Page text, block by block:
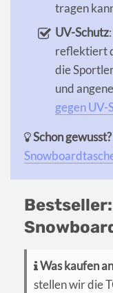
tragen
UV-Schutz
reflektiert
die
und
gegen UV-
Schon gewusst?
Was kaufen
stellen wir die